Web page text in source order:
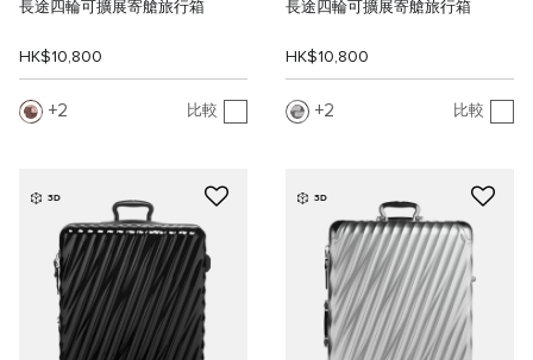
長途四輪可擴展寄艙旅行箱
HK$10,800
2 比較
長途四輪可擴展寄艙旅行箱
HK$10,800
2 比較
3D 3D